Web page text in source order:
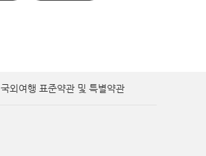
국외여행 표준약관 및 특별약관